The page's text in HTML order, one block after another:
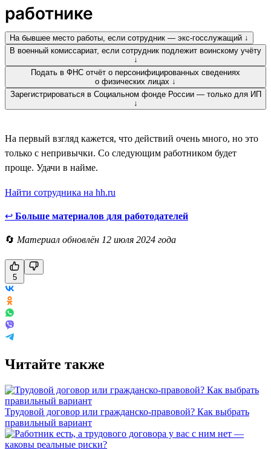
работнике
На бывшее место работы, если сотрудник — экс-госслужащий ↓
В военный комиссариат, если сотрудник подлежит воинскому учёту
↓
Подать в ФНС отчёт о персонифицированных сведениях
о физических лицах ↓
Зарегистрироваться в Социальном фонде России — только для ИП
↓
На первый взгляд кажется, что действий очень много, но это
только с непривычки. Со следующим работником будет
проще. Удачи в найме.
Найти сотрудника на hh.ru
↩ Больше материалов для работодателей
🔄 Материал обновлён 12 июля 2024 года
5
Читайте также
Трудовой договор или гражданско-правовой? Как выбрать
правильный вариант